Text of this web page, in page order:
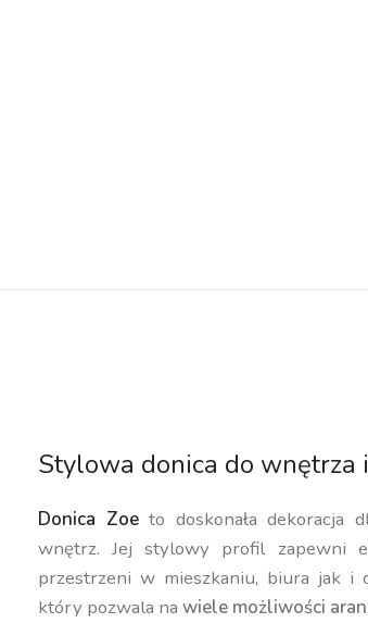
Stylowa donica do wnętrza
Donica Zoeto doskonała dekoracja
wnętrz. Jej stylowy profil zapewni
przestrzeni w mieszkaniu, biura jak i
który pozwala nawiele możliwości